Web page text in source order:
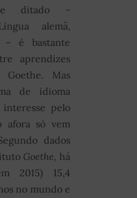
ditado -
alemã,
– é bastante
aprendizes
Mas
de idioma
pelo
afora só vem
dados
Goethe, há
2015) 15,4
no mundo e